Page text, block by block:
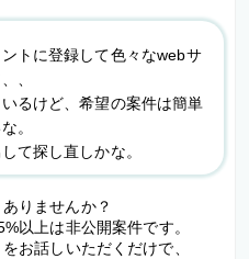
トに登録して色々なwebサ
、
るけど、希望の案件は簡単
。
て探し直しかな。
りませんか？
以上は非公開案件です。
をお話しいただくだけで、